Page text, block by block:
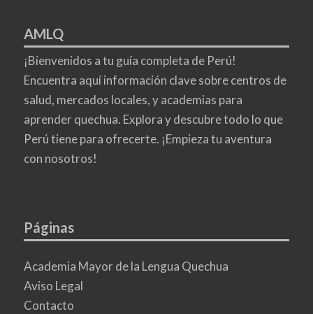
AMLQ
¡Bienvenidos a tu guía completa de Perú!
Encuentra aquí información clave sobre centros de
salud, mercados locales, y academias para
aprender quechua. Explora y descubre todo lo que
Perú tiene para ofrecerte. ¡Empieza tu aventura
con nosotros!
Páginas
Academia Mayor de la Lengua Quechua
Aviso Legal
Contacto